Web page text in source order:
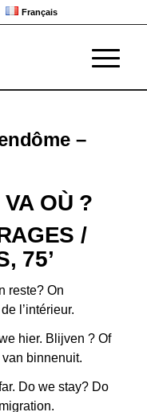
Français
–
OÙ ?
/
75’
reste? On
l’intérieur.
hier. Blijven ? Of
binnenuit.
Do we stay? Do